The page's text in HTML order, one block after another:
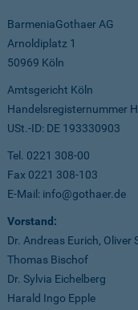
BarmeniaGothaer AG
Arnoldiplatz 1
50969 Köln
Amtsgericht Köln
Handelsregisternummer
USt.-ID: DE 193330903
Tel. 0221 308-00
Fax 0221 308-103
E-Mail: info@gothaer.de
Vorstand:
Dr. Andreas Eurich, Oliver
Thomas Bischof
Dr. Sylvia Eichelberg
Harald Ingo Epple